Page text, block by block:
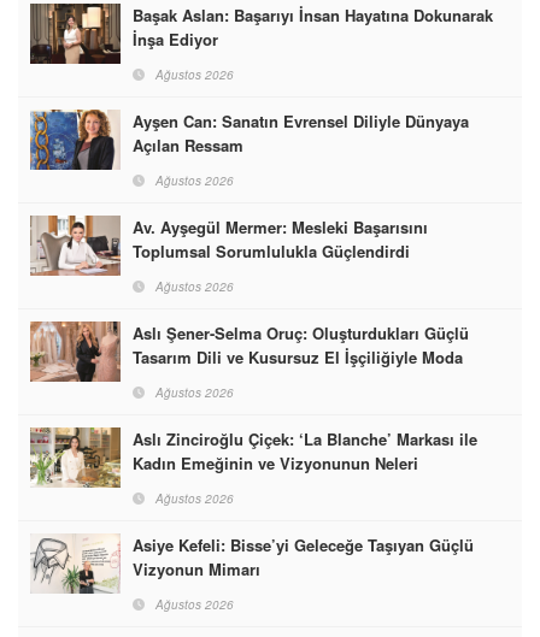
Başak Aslan: Başarıyı İnsan Hayatına Dokunarak
İnşa Ediyor
Ağustos 2026
Ayşen Can: Sanatın Evrensel Diliyle Dünyaya
Açılan Ressam
Ağustos 2026
Av. Ayşegül Mermer: Mesleki Başarısını
Toplumsal Sorumlulukla Güçlendirdi
Ağustos 2026
Aslı Şener-Selma Oruç: Oluşturdukları Güçlü
Tasarım Dili ve Kusursuz El İşçiliğiyle Moda
Dünyasına İmzalarını Attılar
Ağustos 2026
Aslı Zinciroğlu Çiçek: ‘La Blanche’ Markası ile
Kadın Emeğinin ve Vizyonunun Neleri
Başarabileceğinin En Güzel Örneğini Sunuyor
Ağustos 2026
Asiye Kefeli: Bisse’yi Geleceğe Taşıyan Güçlü
Vizyonun Mimarı
Ağustos 2026